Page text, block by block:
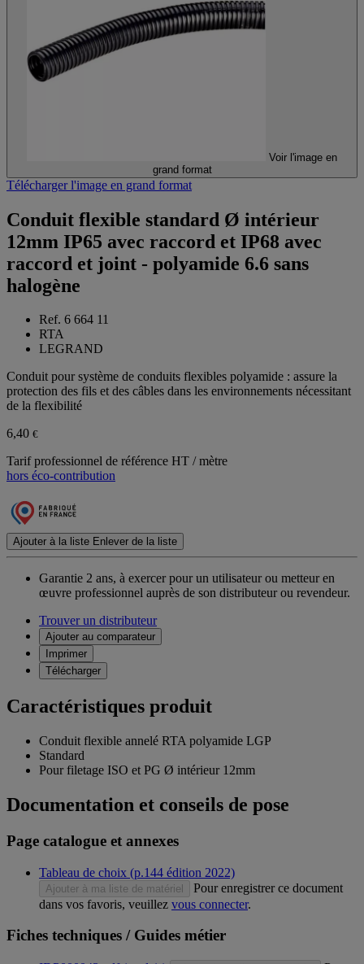
Voir l'image en
grand format
Télécharger l'image en grand format
Conduit flexible standard Ø intérieur
12mm IP65 avec raccord et IP68 avec
raccord et joint - polyamide 6.6 sans
halogène
Ref. 6 664 11
RTA
LEGRAND
Conduit pour système de conduits flexibles polyamide : assure la
protection des fils et des câbles dans les environnements nécessitant
de la flexibilité
6,40 €
Tarif professionnel de référence HT / mètre
hors éco-contribution
Ajouter à la liste Enlever de la liste
Garantie 2 ans, à exercer pour un utilisateur ou metteur en
œuvre professionnel auprès de son distributeur ou revendeur.
Trouver un distributeur
Ajouter au comparateur
Imprimer
Télécharger
Caractéristiques produit
Conduit flexible annelé RTA polyamide LGP
Standard
Pour filetage ISO et PG Ø intérieur 12mm
Documentation et conseils de pose
Page catalogue et annexes
Tableau de choix (p.144 édition 2022)
Ajouter à ma liste de matériel
Pour enregistrer ce document
dans vos favoris, veuillez vous connecter.
Fiches techniques / Guides métier